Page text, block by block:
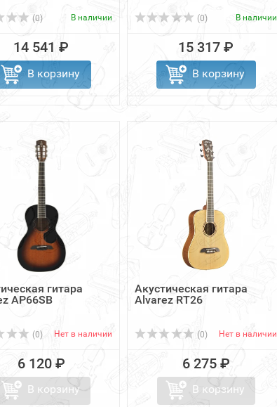
(0) В наличии
14 541 ₽
В корзину
(0) В наличии
15 317 ₽
В корзину
гитара
AP66SB
(0) Нет в наличии
6 120 ₽
В корзину
Акустическая гитара
Alvarez RT26
(0) Нет в наличии
6 275 ₽
В корзину